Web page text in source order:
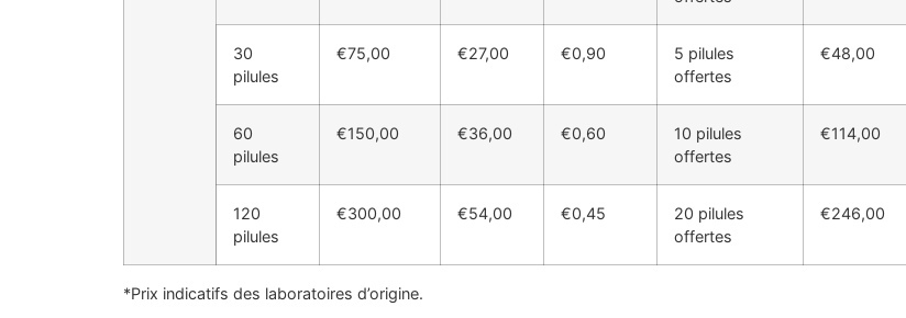
30
pilules
€75,00 €27,00 €0,90
5 pilules
offertes
€48,00
60
pilules
€150,00 €36,00 €0,60
10 pilules
offertes
€114,00
120
pilules
€300,00 €54,00 €0,45
20 pilules
offertes
€246,00
*Prix indicatifs des laboratoires d’origine.